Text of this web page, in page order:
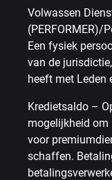
Volwassen
(PERFORMER)/
Een fysiek
van de
heeft met Leden
Kredietsaldo –
mogelijkheid om
voor
schaffen.